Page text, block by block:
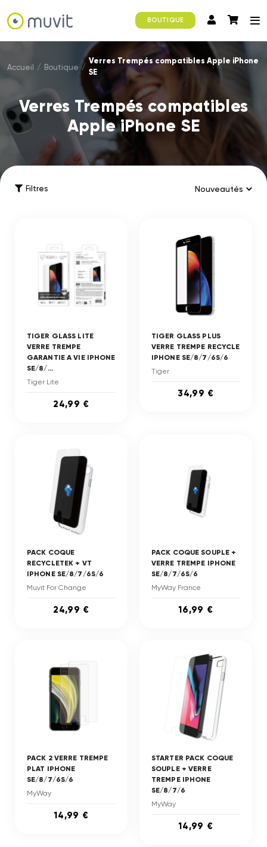
BOUTIQUE
Accueil / Boutique /
Verres Trempés compatibles Apple iPhone
SE
Verres Trempés compatibles
Apple iPhone SE
Filtres
TIGER GLASS LITE
VERRE TREMPE
GARANTIE A VIE IPHONE
SE/8/...
Tiger Lite
24,99 €
TIGER GLASS PLUS
VERRE TREMPE RECYCLE
IPHONE SE/8/7/6S/6
Tiger
34,99 €
PACK COQUE
RECYCLETEK + VT
IPHONE SE/8/7/6S/6
Muvit For Change
24,99 €
PACK COQUE SOUPLE +
VERRE TREMPE IPHONE
SE/8/7/6S/6
MyWay France
16,99 €
PACK 2 VERRE TREMPE
PLAT IPHONE
SE/8/7/6S/6
MyWay
14,99 €
STARTER PACK COQUE
SOUPLE + VERRE
TREMPE IPHONE
SE/8/7/6
MyWay
14,99 €